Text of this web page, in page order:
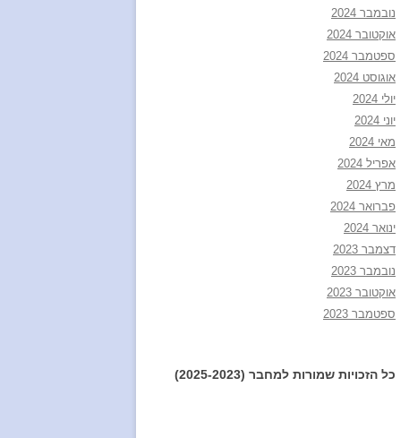
נובמבר 2024
אוקטובר 2024
ספטמבר 2024
אוגוסט 2024
יולי 2024
יוני 2024
מאי 2024
אפריל 2024
מרץ 2024
פברואר 2024
ינואר 2024
דצמבר 2023
נובמבר 2023
אוקטובר 2023
ספטמבר 2023
כל הזכויות שמורות למחבר (2025-2023)